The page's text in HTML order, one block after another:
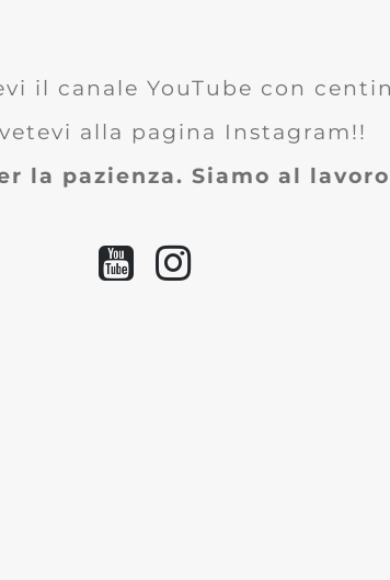
il canale YouTube con
alla pagina Instagram!!
la pazienza. Siamo al